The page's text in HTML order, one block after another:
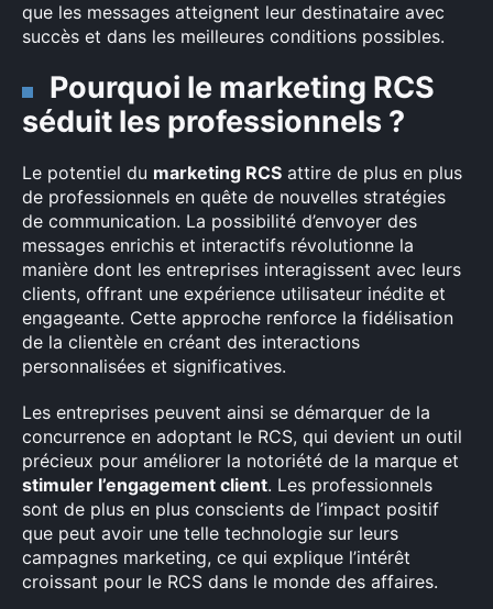
que les messages atteignent leur destinataire avec
succès et dans les meilleures conditions possibles.
Pourquoi le marketing RCS
séduit les professionnels ?
Le potentiel du marketing RCS attire de plus en plus
de professionnels en quête de nouvelles stratégies
de communication. La possibilité d’envoyer des
messages enrichis et interactifs révolutionne la
manière dont les entreprises interagissent avec leurs
clients, offrant une expérience utilisateur inédite et
engageante. Cette approche renforce la fidélisation
de la clientèle en créant des interactions
personnalisées et significatives.
Les entreprises peuvent ainsi se démarquer de la
concurrence en adoptant le RCS, qui devient un outil
précieux pour améliorer la notoriété de la marque et
stimuler l’engagement client. Les professionnels
sont de plus en plus conscients de l’impact positif
que peut avoir une telle technologie sur leurs
campagnes marketing, ce qui explique l’intérêt
croissant pour le RCS dans le monde des affaires.